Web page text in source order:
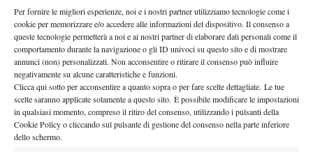
Per fornire le migliori esperienze, noi e i nostri partner utilizziamo tecnologie come i
cookie per memorizzare e/o accedere alle informazioni del dispositivo. Il consenso a
queste tecnologie permetterà a noi e ai nostri partner di elaborare dati personali come il
comportamento durante la navigazione o gli ID univoci su questo sito e di mostrare
annunci (non) personalizzati. Non acconsentire o ritirare il consenso può influire
negativamente su alcune caratteristiche e funzioni.
Clicca qui sotto per acconsentire a quanto sopra o per fare scelte dettagliate. Le tue
scelte saranno applicate solamente a questo sito. È possibile modificare le impostazioni
in qualsiasi momento, compreso il ritiro del consenso, utilizzando i pulsanti della
Cookie Policy o cliccando sul pulsante di gestione del consenso nella parte inferiore
dello schermo.
Aorangi con Tommy Paul
.
#wimbledon #tennis
pic.twitter.com/tDmMF3tvDL
— Carlo Galati
(@CarloGalati)
July 2, 2026
Fai clic su "Accetto" per abilitare Twitter
Cookie Policy
Accetto